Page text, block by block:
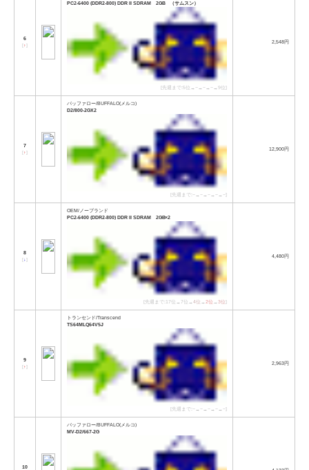
6
[↑]
PC2-6400 (DDR2-800) DDR II SDRAM 2GB （サムスン）
[先週まで:5位→−→−→−→9位]
2,548円
7
[↑]
バッファロー/BUFFALO(メルコ)
D2/800-2GX2
[先週まで:−→−→−→−→−]
12,900円
8
[↓]
OEM/ノーブランド
PC2-6400 (DDR2-800) DDR II SDRAM 2GB×2
[先週まで:17位→7位→4位 →2位 →3位]
4,480円
9
[↑]
トランセンド/Transcend
TS64MLQ64V5J
[先週まで:−→−→−→−→−]
2,963円
10
バッファロー/BUFFALO(メルコ)
MV-D2/667-2G